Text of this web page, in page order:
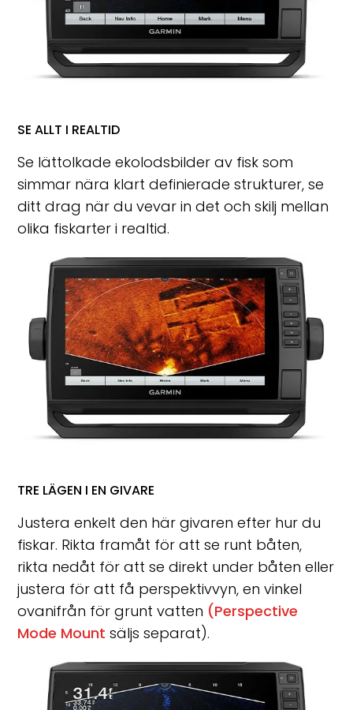
SE ALLT I REALTID
Se lättolkade ekolodsbilder av fisk som
simmar nära klart definierade strukturer, se
ditt drag när du vevar in det och skilj mellan
olika fiskarter i realtid.
TRE LÄGEN I EN GIVARE
Justera enkelt den här givaren efter hur du
fiskar. Rikta framåt för att se runt båten,
rikta nedåt för att se direkt under båten eller
justera för att få perspektivvyn, en vinkel
ovanifrån för grunt vatten (Perspective
Mode Mount säljs separat).